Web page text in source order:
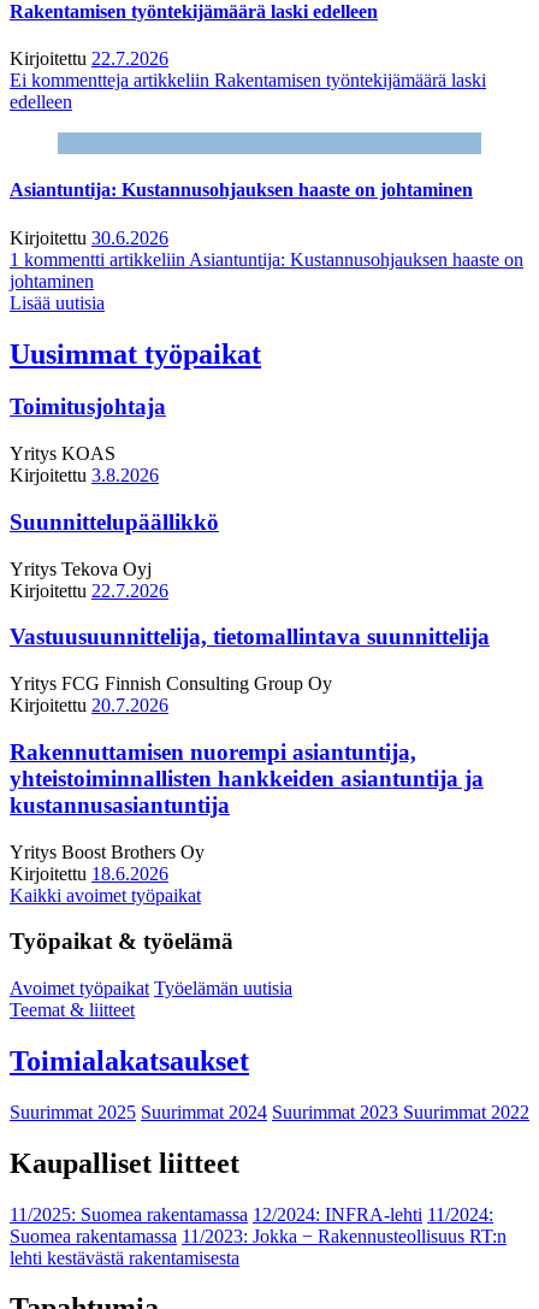
Rakentamisen työntekijämäärä laski edelleen
Kirjoitettu 22.7.2026
Ei kommentteja artikkeliin Rakentamisen työntekijämäärä laski
edelleen
Asiantuntija: Kustannusohjauksen haaste on johtaminen
Kirjoitettu 30.6.2026
1 kommentti artikkeliin Asiantuntija: Kustannusohjauksen haaste on
johtaminen
Lisää uutisia
Uusimmat työpaikat
Toimitusjohtaja
Yritys KOAS
Kirjoitettu 3.8.2026
Suunnittelupäällikkö
Yritys Tekova Oyj
Kirjoitettu 22.7.2026
Vastuusuunnittelija, tietomallintava suunnittelija
Yritys FCG Finnish Consulting Group Oy
Kirjoitettu 20.7.2026
Rakennuttamisen nuorempi asiantuntija,
yhteistoiminnallisten hankkeiden asiantuntija ja
kustannusasiantuntija
Yritys Boost Brothers Oy
Kirjoitettu 18.6.2026
Kaikki avoimet työpaikat
Työpaikat & työelämä
Avoimet työpaikat Työelämän uutisia
Teemat & liitteet
Toimialakatsaukset
Suurimmat 2025 Suurimmat 2024 Suurimmat 2023 Suurimmat 2022
Kaupalliset liitteet
11/2025: Suomea rakentamassa 12/2024: INFRA-lehti 11/2024:
Suomea rakentamassa 11/2023: Jokka − Rakennusteollisuus RT:n
lehti kestävästä rakentamisesta